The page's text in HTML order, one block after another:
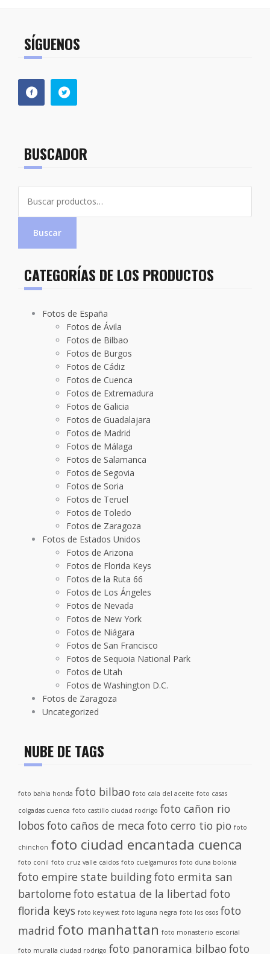
SÍGUENOS
BUSCADOR
por:
Buscar
CATEGORÍAS DE LOS PRODUCTOS
Fotos de España
Fotos de Ávila
Fotos de Bilbao
Fotos de Burgos
Fotos de Cádiz
Fotos de Cuenca
Fotos de Extremadura
Fotos de Galicia
Fotos de Guadalajara
Fotos de Madrid
Fotos de Málaga
Fotos de Salamanca
Fotos de Segovia
Fotos de Soria
Fotos de Teruel
Fotos de Toledo
Fotos de Zaragoza
Fotos de Estados Unidos
Fotos de Arizona
Fotos de Florida Keys
Fotos de la Ruta 66
Fotos de Los Ángeles
Fotos de Nevada
Fotos de New York
Fotos de Niágara
Fotos de San Francisco
Fotos de Sequoia National Park
Fotos de Utah
Fotos de Washington D.C.
Fotos de Zaragoza
Uncategorized
NUBE DE TAGS
foto bahia honda foto bilbao foto cala del aceite foto casas
colgadas cuenca foto castillo ciudad rodrigo foto cañon rio
lobos foto caños de meca foto cerro tio pio foto
chinchon foto ciudad encantada cuenca
foto conil foto cruz valle caidos foto cuelgamuros foto duna bolonia
foto empire state buildingfoto ermita san
bartolomefoto estatua de la libertad foto
florida keys foto key west foto laguna negra foto los osos foto
madrid foto manhattan foto monasterio escorial
foto muralla ciudad rodrigo foto panoramica bilbao foto